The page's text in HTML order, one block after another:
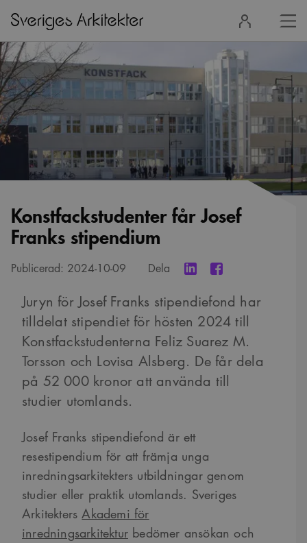
in
Konstfackstudenter får Josef
Franks stipendium
Publicerad: 2024-10-09 Dela
Juryn för Josef Franks stipendiefond har
tilldelat stipendiet för hösten 2024 till
Konstfackstudenterna Feliz Suarez M.
Torsson och Lovisa Alsberg. De får dela
på 52 000 kronor att använda till
studier utomlands.
Josef Franks stipendiefond är ett
resestipendium för att främja unga
inredningsarkitekters utbildningar genom
studier eller praktik utomlands. Sveriges
ArkitektersAkademi för
inredningsarkitektur bedömer ansökan och